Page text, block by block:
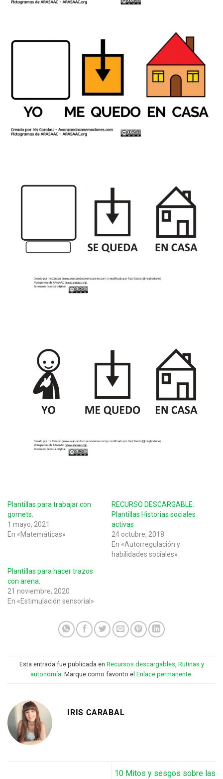
Plantillas para trabajar con
gomets.
1 mayo, 2021
En «Matemáticas»
RECURSO DESCARGABLE:
Plantillas Historias sociales
activas
24 octubre, 2018
En «Autorregulación y
habilidades sociales»
Plantillas para hacer trazos
con arena.
21 noviembre, 2020
En «Estimulación sensorial»
Esta entrada fue publicada en Recursos descargables, Rutinas y
autonomía. Marque como favorito el Enlace permanente.
IRIS CARABAL
10 Mitos y sesgos sobre las